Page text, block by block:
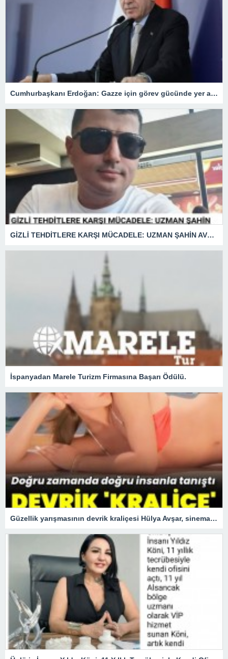
Cumhurbaşkanı Erdoğan: Gazze için görev gücünde yer alacağız.
GİZLİ TEHDİTLERE KARŞI MÜCADELE: UZMAN ŞAHİN AVŞAR ANLATIYOR – “İSTİHBARATA KARŞI KOYMADAN VAZGEÇMEK, KAPINIZI AÇIK BIRAKMAK GİBİDİR!”
İspanyadan Marele Turizm Firmasına Başarı Ödülü.
Güzellik yarışmasının devrik kraliçesi Hülya Avşar, sinemanın kraliçesi oldu.